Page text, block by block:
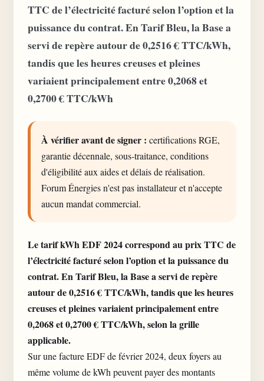
TTC de l’électricité facturé selon l’option et la
puissance du contrat. En Tarif Bleu, la Base a
servi de repère autour de 0,2516 € TTC/kWh,
tandis que les heures creuses et pleines
variaient principalement entre 0,2068 et
0,2700 € TTC/kWh
À vérifier avant de signer : certifications RGE,
garantie décennale, sous-traitance, conditions
d'éligibilité aux aides et délais de réalisation.
Forum Énergies n'est pas installateur et n'accepte
aucun mandat commercial.
Le tarif kWh EDF 2024 correspond au prix TTC de
l’électricité facturé selon l’option et la puissance du
contrat. En Tarif Bleu, la Base a servi de repère
autour de 0,2516 € TTC/kWh, tandis que les heures
creuses et pleines variaient principalement entre
0,2068 et 0,2700 € TTC/kWh, selon la grille
applicable.
Sur une facture EDF de février 2024, deux foyers au
même volume de kWh peuvent payer des montants